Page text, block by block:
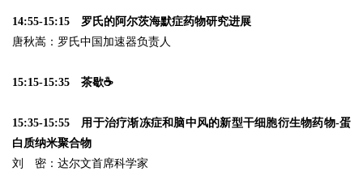
14:55-15:15 罗氏的阿尔茨海默症药物研究进展
唐秋嵩：罗氏中国加速器负责人
15:15-15:35 茶歇☕
15:35-15:55 用于治疗渐冻症和脑中风的新型干细胞衍生物药物-蛋
白质纳米聚合物
刘 密：达尔文首席科学家